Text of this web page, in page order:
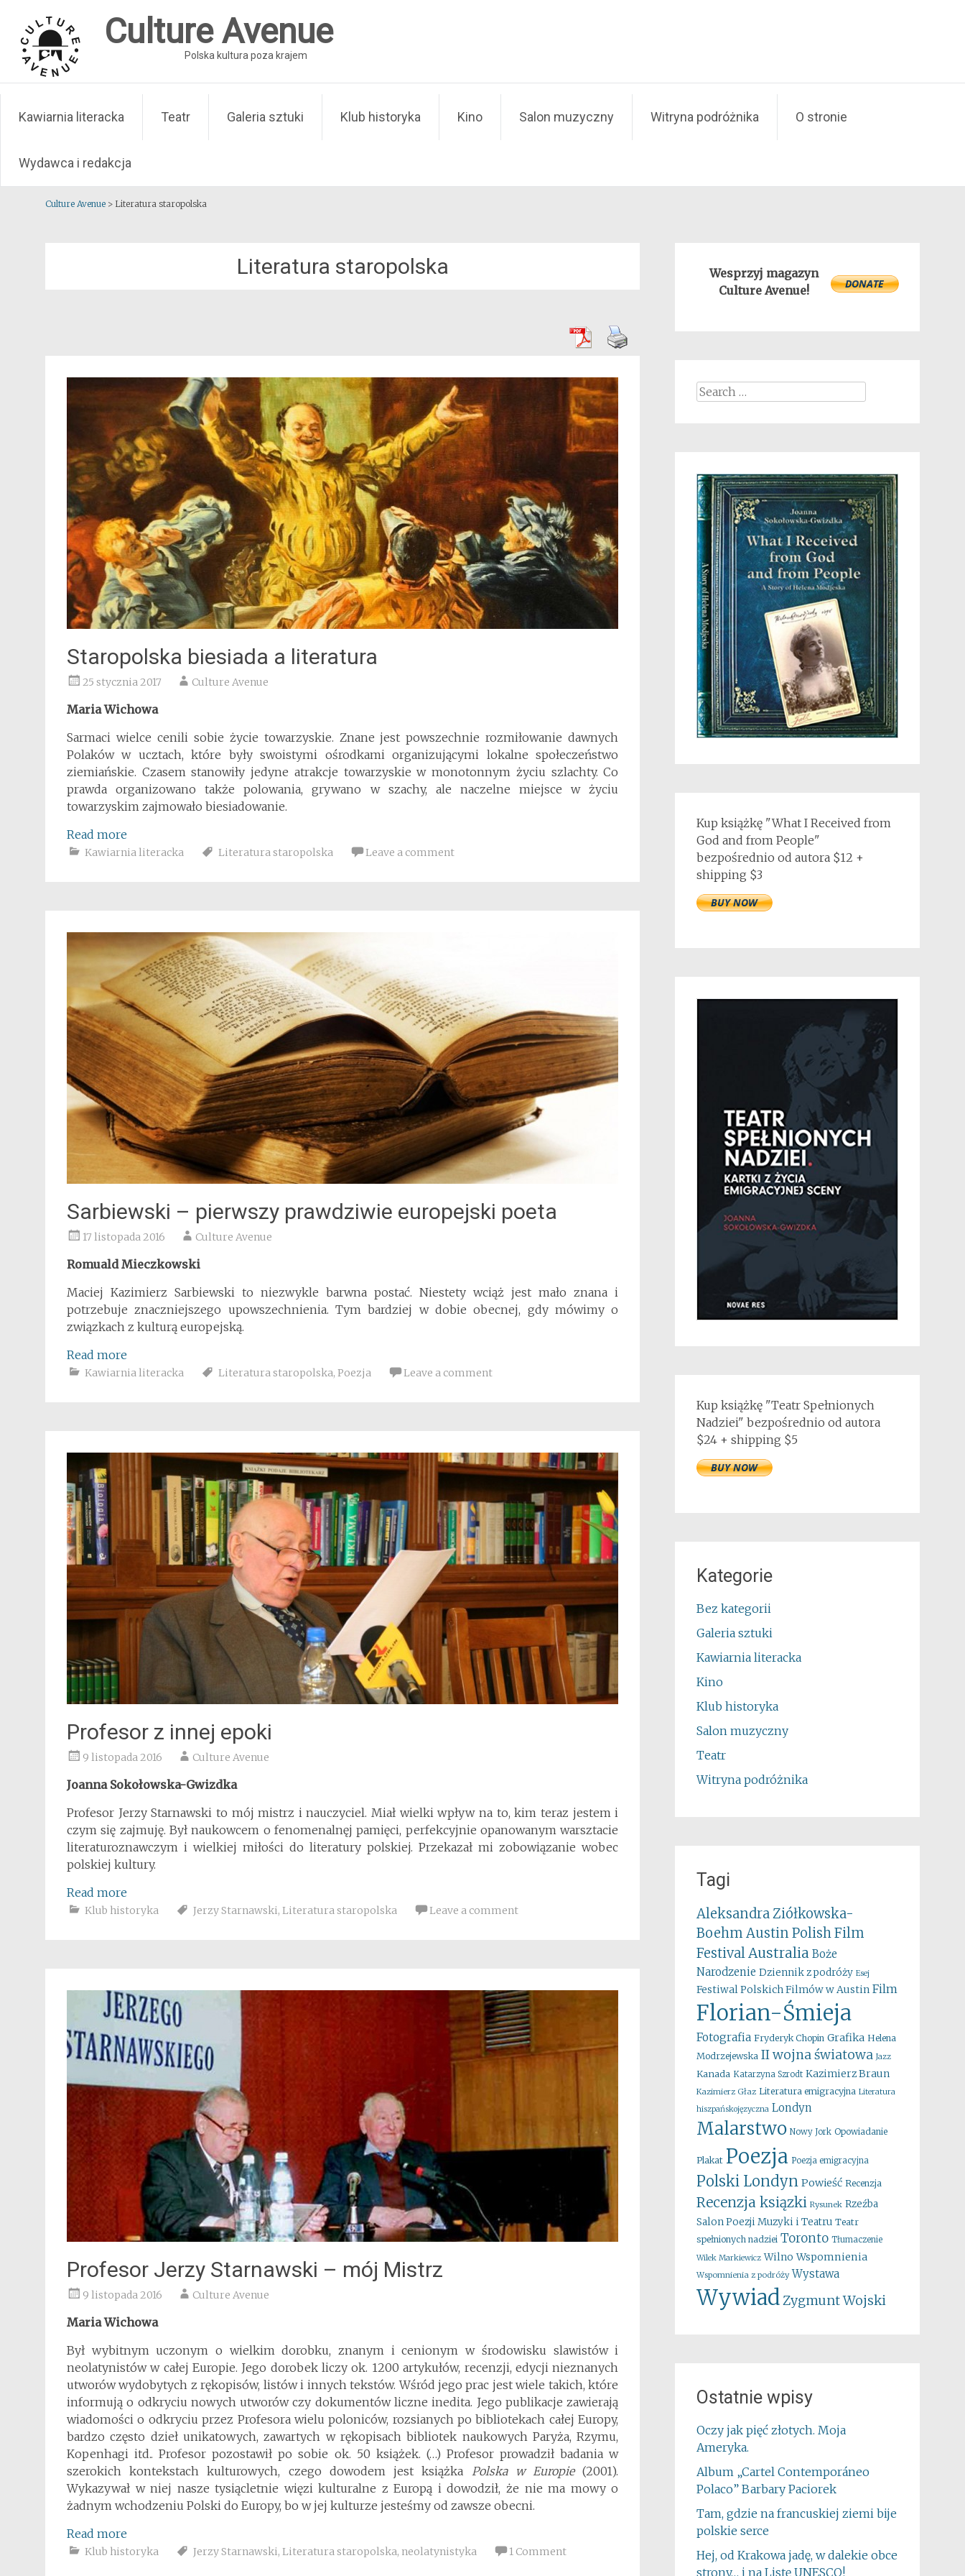
content
Culture Avenue
Polska kultura poza krajem
Kawiarnia literacka Teatr Galeria sztuki Klub historyka Kino Salon muzyczny Witryna podróżnika O stronie
Wydawca i redakcja
Culture Avenue > Literatura staropolska
Literatura staropolska
Staropolska biesiada a literatura
25 stycznia 2017 Culture Avenue
Maria Wichowa
Sarmaci wielce cenili sobie życie towarzyskie. Znane jest powszechnie rozmiłowanie dawnych
Polaków w ucztach, które były swoistymi ośrodkami organizującymi lokalne społeczeństwo
ziemiańskie. Czasem stanowiły jedyne atrakcje towarzyskie w monotonnym życiu szlachty. Co
prawda organizowano także polowania, grywano w szachy, ale naczelne miejsce w życiu
towarzyskim zajmowało biesiadowanie.
Read more
Kawiarnia literacka Literatura staropolska Leave a comment
Sarbiewski – pierwszy prawdziwie europejski poeta
17 listopada 2016 Culture Avenue
Romuald Mieczkowski
Maciej Kazimierz Sarbiewski to niezwykle barwna postać. Niestety wciąż jest mało znana i
potrzebuje znaczniejszego upowszechnienia. Tym bardziej w dobie obecnej, gdy mówimy o
związkach z kulturą europejską.
Read more
Kawiarnia literacka Literatura staropolska, Poezja Leave a comment
Profesor z innej epoki
9 listopada 2016 Culture Avenue
Joanna Sokołowska-Gwizdka
Profesor Jerzy Starnawski to mój mistrz i nauczyciel. Miał wielki wpływ na to, kim teraz jestem i
czym się zajmuję. Był naukowcem o fenomenalnęj pamięci, perfekcyjnie opanowanym warsztacie
literaturoznawczym i wielkiej miłości do literatury polskiej. Przekazał mi zobowiązanie wobec
polskiej kultury.
Read more
Klub historyka Jerzy Starnawski, Literatura staropolska Leave a comment
Profesor Jerzy Starnawski – mój Mistrz
9 listopada 2016 Culture Avenue
Maria Wichowa
Był wybitnym uczonym o wielkim dorobku, znanym i cenionym w środowisku slawistów i
neolatynistów w całej Europie. Jego dorobek liczy ok. 1200 artykułów, recenzji, edycji nieznanych
utworów wydobytych z rękopisów, listów i innych tekstów. Wśród jego prac jest wiele takich, które
informują o odkryciu nowych utworów czy dokumentów liczne inedita. Jego publikacje zawierają
wiadomości o odkryciu przez Profesora wielu poloniców, rozsianych po bibliotekach całej Europy,
bardzo często dzieł unikatowych, zawartych w rękopisach bibliotek naukowych Paryża, Rzymu,
Kopenhagi itd.. Profesor pozostawił po sobie ok. 50 książek. (…) Profesor prowadził badania w
szerokich kontekstach kulturowych, czego dowodem jest książka Polska w Europie(2001).
Wykazywał w niej nasze tysiącletnie więzi kulturalne z Europą i dowodził, że nie ma mowy o
żadnym wchodzeniu Polski do Europy, bo w jej kulturze jesteśmy od zawsze obecni.
Read more
Klub historyka Jerzy Starnawski, Literatura staropolska, neolatynistyka 1 Comment
Wesprzyj magazyn
Culture Avenue!
Search
Kup książkę "What I Received from
God and from People"
bezpośrednio od autora $12 +
shipping $3
Kup książkę "Teatr Spełnionych
Nadziei" bezpośrednio od autora
$24 + shipping $5
Kategorie
Bez kategorii
Galeria sztuki
Kawiarnia literacka
Kino
Klub historyka
Salon muzyczny
Teatr
Witryna podróżnika
Tagi
Aleksandra Ziółkowska-
Boehm Austin Polish Film
FestivalAustralia Boże
Narodzenie Dziennik z podróży Esej
Festiwal Polskich Filmów w Austin Film
Florian-Śmieja
Fotografia Fryderyk Chopin Grafika Helena
Modrzejewska II wojna światowa Jazz
Kanada Katarzyna Szrodt Kazimierz Braun
Kazimierz Głaz Literatura emigracyjna Literatura
hiszpańskojęzyczna Londyn
Malarstwo Nowy Jork Opowiadanie
Plakat Poezja Poezja emigracyjna
Polski Londyn Powieść Recenzja
Recenzja ksiązki Rysunek Rzeźba
Salon Poezji Muzyki i Teatru Teatr
spełnionych nadziei Toronto Tłumaczenie
Wilek Markiewicz Wilno Wspomnienia
Wspomnienia z podróży Wystawa
WywiadZygmunt Wojski
Ostatnie wpisy
Oczy jak pięć złotych. Moja
Ameryka.
Album „Cartel Contemporáneo
Polaco” Barbary Paciorek
Tam, gdzie na francuskiej ziemi bije
polskie serce
Hej, od Krakowa jadę, w dalekie obce
strony… i na Listę UNESCO!